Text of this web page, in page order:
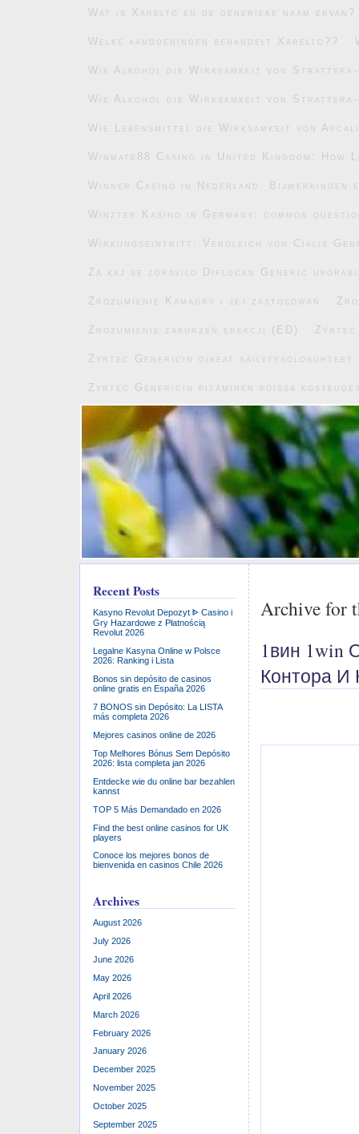
Wat is Xarelto en de generieke naam ervan?
Welke aandoeningen behandelt Xarelto??
Wie Alkohol die Wirksamkeit von Strattera-
Wie Alkohol die Wirksamkeit von Strattera-
Wie Lebensmittel die Wirksamkeit von
Winmate88 Casino in United Kingdom:
Winner Casino in Nederland: Bijwerkingen
Winzter Kasino in Germany: common
Wirkungseintritt: Vergleich von Cialis
Za kaj se zdravilo Diflucan Generic
Zrozumienie Kamagry i jej zastosowań
Zrozumienie zaburzeń erekcji (ED) Zyrtec
Zyrtec Genericin oikeat säilytysolosuhteet
Zyrtec Genericin pitäminen poissa
Archive for
1вин 1win
Контора И
Recent Posts
Kasyno Revolut Depozyt ᐈ Casino i
Gry Hazardowe z Płatnością
Revolut 2026
Legalne Kasyna Online w Polsce
2026: Ranking i Lista
Bonos sin depósito de casinos
online gratis en España 2026
7 BONOS sin Depósito: La LISTA
más completa 2026
Mejores casinos online de 2026
Top Melhores Bónus Sem Depósito
2026: lista completa jan 2026
Entdecke wie du online bar bezahlen
kannst
TOP 5 Más Demandado en 2026
Find the best online casinos for UK
players
Conoce los mejores bonos de
bienvenida en casinos Chile 2026
Archives
August 2026
July 2026
June 2026
May 2026
April 2026
March 2026
February 2026
January 2026
December 2025
November 2025
October 2025
September 2025